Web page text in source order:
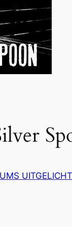
UITGELICHT